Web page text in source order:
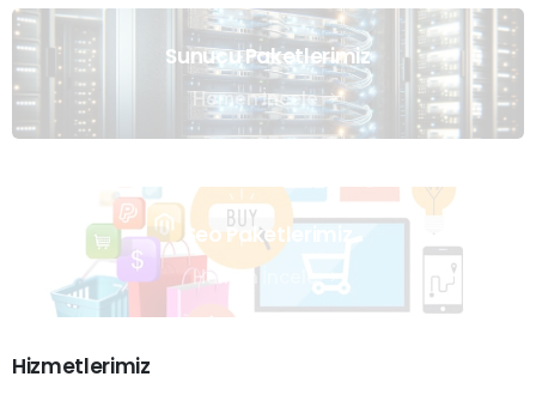
Sunucu Paketlerimiz
Hemen İncele
Seo Paketlerimiz
Hemen İncele
Hizmetlerimiz